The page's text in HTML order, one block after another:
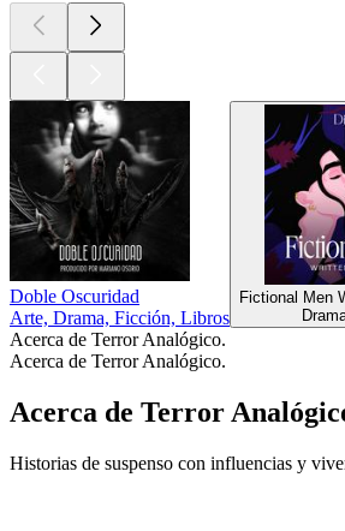
Doble Oscuridad
Arte, Drama, Ficción, Libros
Fictional Men
Acerca de Terror Analógico.
Acerca de Terror Analógico.
Acerca de Terror
Historias de suspenso con influencias y